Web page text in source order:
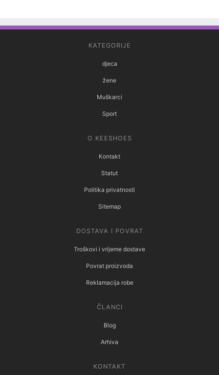
KATEGORIJE
djeca
žene
Muškarci
Sport
O KEESHOES
Kontakt
Statut
Politika privatnosti
Sitemap
DOSTAVA I POVRAT
Troškovi i vrijeme dostave
Povrat proizvoda
Reklamacija robe
ČLANCI
Blog
Arhiva
KONTAKT